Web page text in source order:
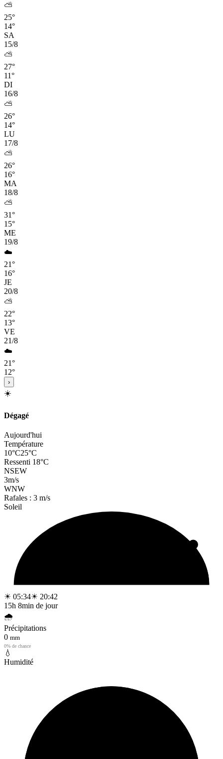
⛅
25°
14°
SA
15/8
⛅
27°
11°
DI
16/8
⛅
26°
14°
LU
17/8
⛅
26°
16°
MA
18/8
⛅
31°
15°
ME
19/8
☁️
21°
16°
JE
20/8
⛅
22°
13°
VE
21/8
☁️
21°
12°
›
☀️
Dégagé
Aujourd'hui
Température
10°C25°C
Ressenti 18°C
NSEW
3m/s
WNW
Rafales : 3 m/s
Soleil
☀ 05:34☀ 20:42
15h 8min de jour
🌧️
Précipitations
0 mm
0% de chance
💧
Humidité